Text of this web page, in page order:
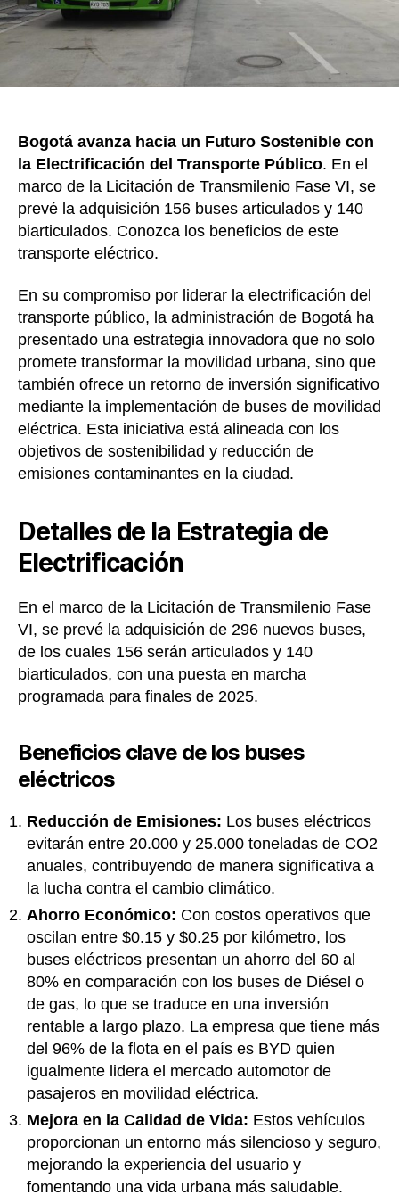
de
Bogotá avanza hacia un Futuro Sostenible con
la Electrificación del Transporte Público. En el
marco de la Licitación de Transmilenio Fase VI, se
prevé la adquisición 156 buses articulados y 140
biarticulados. Conozca los beneficios de este
transporte eléctrico.
En su compromiso por liderar la electrificación del
transporte público, la administración de Bogotá ha
presentado una estrategia innovadora que no solo
promete transformar la movilidad urbana, sino que
también ofrece un retorno de inversión significativo
mediante la implementación de buses de movilidad
eléctrica. Esta iniciativa está alineada con los
objetivos de sostenibilidad y reducción de
emisiones contaminantes en la ciudad.
Detalles de la Estrategia de
Electrificación
En el marco de la Licitación de Transmilenio Fase
VI, se prevé la adquisición de 296 nuevos buses,
de los cuales 156 serán articulados y 140
biarticulados, con una puesta en marcha
programada para finales de 2025.
Beneficios clave de los buses
eléctricos
Reducción de Emisiones: Los buses eléctricos
evitarán entre 20.000 y 25.000 toneladas de CO2
anuales, contribuyendo de manera significativa a
la lucha contra el cambio climático.
Ahorro Económico: Con costos operativos que
oscilan entre $0.15 y $0.25 por kilómetro, los
buses eléctricos presentan un ahorro del 60 al
80% en comparación con los buses de Diésel o
de gas, lo que se traduce en una inversión
rentable a largo plazo. La empresa que tiene más
del 96% de la flota en el país es BYD quien
igualmente lidera el mercado automotor de
pasajeros en movilidad eléctrica.
Mejora en la Calidad de Vida: Estos vehículos
proporcionan un entorno más silencioso y seguro,
mejorando la experiencia del usuario y
fomentando una vida urbana más saludable.